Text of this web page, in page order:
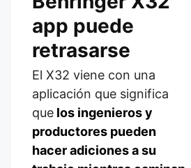
app puede
retrasarse
El X32 viene con una
aplicación que significa
que los ingenieros y
productores pueden
hacer adiciones a su